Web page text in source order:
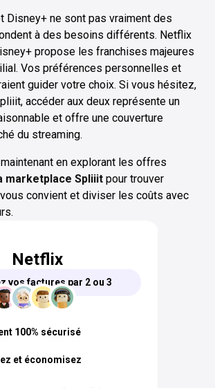
Disney+ ne sont pas vraiment des
à des besoins différents. Netflix
propose les franchises majeures
Vos préférences personnelles et
guider votre choix. Si vous hésitez,
accéder aux deux représente un
et offre une couverture
du streaming.
en explorant les offres
marketplace Spliiit pour trouver
convient et diviser les coûts avec
Netflix
vos factures par 2 ou 3
100% sécurisé
et économisez